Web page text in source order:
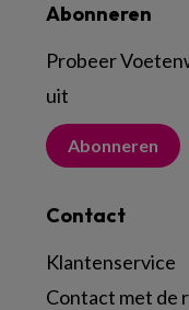
Abonneren
Probeer
uit
Abonneren
Contact
Klantenservice
Contact met de